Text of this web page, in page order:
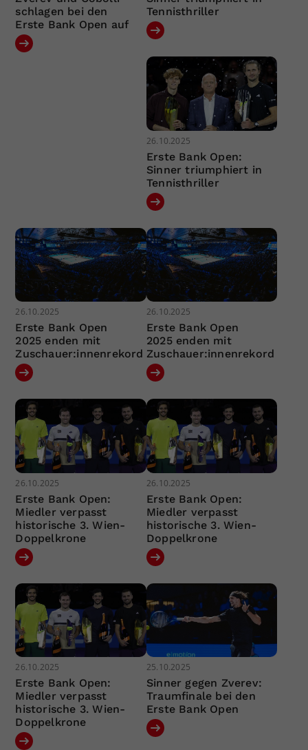
schlagen bei den
Erste Bank Open auf
Tennisthriller
26.10.2025
Erste Bank Open:
Sinner triumphiert in
Tennisthriller
26.10.2025
Erste Bank Open
2025 enden mit
Zuschauer:innenrekord
26.10.2025
Erste Bank Open
2025 enden mit
Zuschauer:innenrekord
26.10.2025
Erste Bank Open:
Miedler verpasst
historische 3. Wien-
Doppelkrone
26.10.2025
Erste Bank Open:
Miedler verpasst
historische 3. Wien-
Doppelkrone
26.10.2025
Erste Bank Open:
Miedler verpasst
historische 3. Wien-
Doppelkrone
25.10.2025
Sinner gegen Zverev:
Traumfinale bei den
Erste Bank Open